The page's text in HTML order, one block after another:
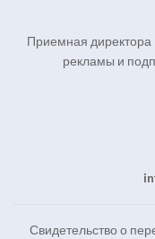
Приемная
рекламы и
Свидетельство о